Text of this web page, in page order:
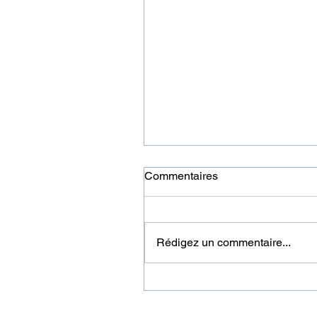
Commentaires
Rédigez un commentaire...